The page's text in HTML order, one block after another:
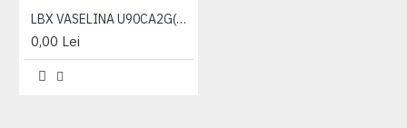
LBX VASELINA U90CA2G(4.5KG-5L/GALEATA)
0,00 Lei